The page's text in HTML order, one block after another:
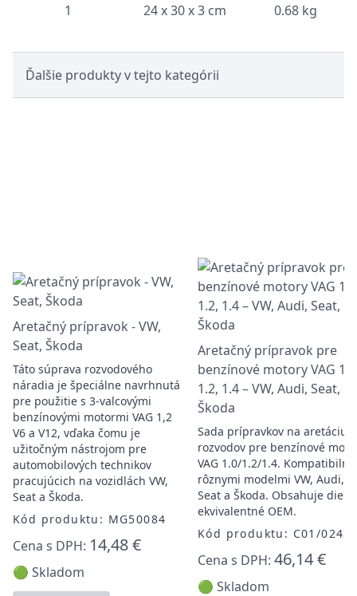
1
24 x 30 x 3 cm 0.68 kg
Ďalšie produkty v tejto kategórii
Aretačný prípravok - VW,
Seat, Škoda
Táto súprava rozvodového
náradia je špeciálne navrhnutá
pre použitie s 3-valcovými
benzínovými motormi VAG 1,2
V6 a V12, vďaka čomu je
užitočným nástrojom pre
automobilových technikov
pracujúcich na vozidlách VW,
Seat a Škoda.
Kód produktu: MG50084
Cena s DPH: 14,48 €
🟢 Skladom
Aretačný prípravok pre
benzínové motory VAG
1.2, 1.4 – VW, Audi, Seat,
Škoda
Sada prípravkov na aretáciu
rozvodov pre benzínové
VAG 1.0/1.2/1.4.
rôznymi modelmi VW, Audi,
Seat a Škoda. Obsahuje diely
ekvivalentné OEM.
Kód produktu: C01/0243
Cena s DPH: 46,14 €
🟢 Skladom